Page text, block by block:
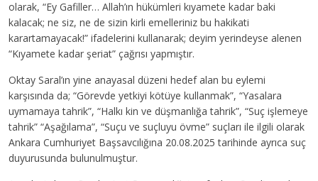
olarak, “Ey Gafiller… Allah’ın hükümleri kıyamete kadar baki
kalacak; ne siz, ne de sizin kirli emelleriniz bu hakikati
karartamayacak!” ifadelerini kullanarak; deyim yerindeyse alenen
“Kıyamete kadar şeriat” çağrısı yapmıştır.
Oktay Saral’ın yine anayasal düzeni hedef alan bu eylemi
karşısında da; “Görevde yetkiyi kötüye kullanmak”, “Yasalara
uymamaya tahrik”, “Halkı kin ve düşmanlığa tahrik”, “Suç işlemeye
tahrik” “Aşağılama”, “Suçu ve suçluyu övme” suçları ile ilgili olarak
Ankara Cumhuriyet Başsavcılığına 20.08.2025 tarihinde ayrıca suç
duyurusunda bulunulmuştur.